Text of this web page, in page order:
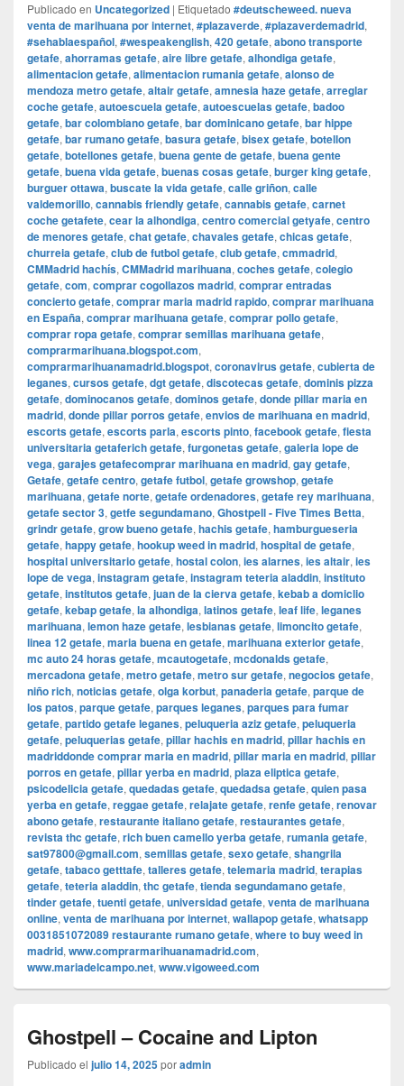
Publicado en Uncategorized | Etiquetado #deutscheweed. nueva
venta de marihuana por internet, #plazaverde, #plazaverdemadrid,
#sehablaespañol, #wespeakenglish, 420 getafe, abono transporte
getafe, ahorramas getafe, aire libre getafe, alhondiga getafe,
alimentacion getafe, alimentacion rumania getafe, alonso de
mendoza metro getafe, altair getafe, amnesia haze getafe, arreglar
coche getafe, autoescuela getafe, autoescuelas getafe, badoo
getafe, bar colombiano getafe, bar dominicano getafe, bar hippe
getafe, bar rumano getafe, basura getafe, bisex getafe, botellon
getafe, botellones getafe, buena gente de getafe, buena gente
getafe, buena vida getafe, buenas cosas getafe, burger king getafe,
burguer ottawa, buscate la vida getafe, calle griñon, calle
valdemorillo, cannabis friendly getafe, cannabis getafe, carnet
coche getafete, cear la alhondiga, centro comercial getyafe, centro
de menores getafe, chat getafe, chavales getafe, chicas getafe,
churreia getafe, club de futbol getafe, club getafe, cmmadrid,
CMMadrid hachís, CMMadrid marihuana, coches getafe, colegio
getafe, com, comprar cogollazos madrid, comprar entradas
concierto getafe, comprar maria madrid rapido, comprar marihuana
en España, comprar marihuana getafe, comprar pollo getafe,
comprar ropa getafe, comprar semillas marihuana getafe,
comprarmarihuana.blogspot.com,
comprarmarihuanamadrid.blogspot, coronavirus getafe, cubierta de
leganes, cursos getafe, dgt getafe, discotecas getafe, dominis pizza
getafe, dominocanos getafe, dominos getafe, donde pillar maria en
madrid, donde pillar porros getafe, envios de marihuana en madrid,
escorts getafe, escorts parla, escorts pinto, facebook getafe, fiesta
universitaria getaferich getafe, furgonetas getafe, galeria lope de
vega, garajes getafecomprar marihuana en madrid, gay getafe,
Getafe, getafe centro, getafe futbol, getafe growshop, getafe
marihuana, getafe norte, getafe ordenadores, getafe rey marihuana,
getafe sector 3, getfe segundamano, Ghostpell - Five Times Betta,
grindr getafe, grow bueno getafe, hachis getafe, hamburgueseria
getafe, happy getafe, hookup weed in madrid, hospital de getafe,
hospital universitario getafe, hostal colon, ies alarnes, ies altair, ies
lope de vega, instagram getafe, instagram teteria aladdin, instituto
getafe, institutos getafe, juan de la cierva getafe, kebab a domiclio
getafe, kebap getafe, la alhondiga, latinos getafe, leaf life, leganes
marihuana, lemon haze getafe, lesbianas getafe, limoncito getafe,
linea 12 getafe, maria buena en getafe, marihuana exterior getafe,
mc auto 24 horas getafe, mcautogetafe, mcdonalds getafe,
mercadona getafe, metro getafe, metro sur getafe, negocios getafe,
niño rich, noticias getafe, olga korbut, panaderia getafe, parque de
los patos, parque getafe, parques leganes, parques para fumar
getafe, partido getafe leganes, peluqueria aziz getafe, peluqueria
getafe, peluquerias getafe, pillar hachis en madrid, pillar hachis en
madriddonde comprar maria en madrid, pillar maria en madrid, pillar
porros en getafe, pillar yerba en madrid, plaza eliptica getafe,
psicodelicia getafe, quedadas getafe, quedadsa getafe, quien pasa
yerba en getafe, reggae getafe, relajate getafe, renfe getafe, renovar
abono getafe, restaurante italiano getafe, restaurantes getafe,
revista thc getafe, rich buen camello yerba getafe, rumania getafe,
sat97800@gmail.com, semillas getafe, sexo getafe, shangrila
getafe, tabaco getttafe, talleres getafe, telemaria madrid, terapias
getafe, teteria aladdin, thc getafe, tienda segundamano getafe,
tinder getafe, tuenti getafe, universidad getafe, venta de marihuana
online, venta de marihuana por internet, wallapop getafe, whatsapp
0031851072089 restaurante rumano getafe, where to buy weed in
madrid, www.comprarmarihuanamadrid.com,
www.mariadelcampo.net, www.vigoweed.com
Ghostpell – Cocaine and Lipton
Publicado el julio 14, 2025poradmin